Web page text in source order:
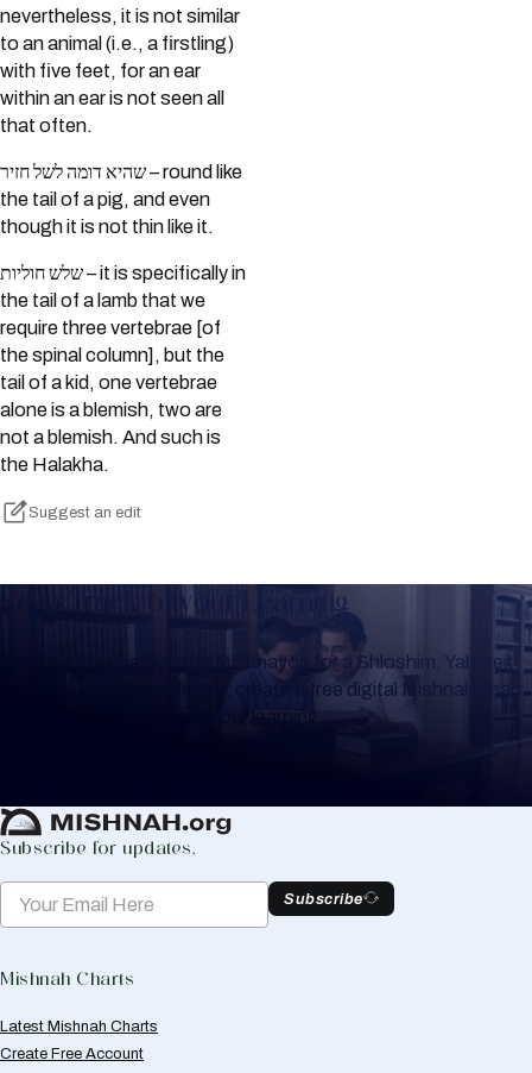
nevertheless, it is not similar
to an animal (i.e., a firstling)
with five feet, for an ear
within an ear is not seen all
that often.
שהיא דומה לשל חזיר – round like
the tail of a pig, and even
though it is not thin like it.
שלש חוליות – it is specifically in
the tail of a lamb that we
require three vertebrae [of
the spinal column], but the
tail of a kid, one vertebrae
alone is a blemish, two are
not a blemish. And such is
the Halakha.
Suggest an edit
Keep Track of your Learning
Whether you are learning Mishnayos for a Shloshim, Yahrzeit
or for your own knowledge, create a free digital Mishnah chart
to help you keep track of your learning.
Subscribe for updates.
Subscribe
Mishnah Charts
Latest Mishnah Charts
Create Free Account